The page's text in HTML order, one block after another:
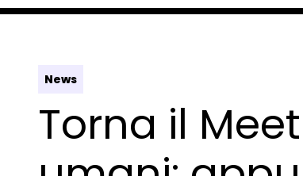
News
Torna il